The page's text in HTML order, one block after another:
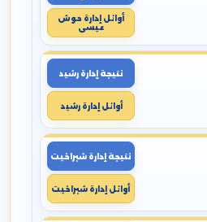
أوائل إدارة حوش
عيسى
نتيجة إدارة رشيد
أوائل إدارة رشيد
نتيجة إدارة شبراخيت
أوائل إدارة شبراخيت